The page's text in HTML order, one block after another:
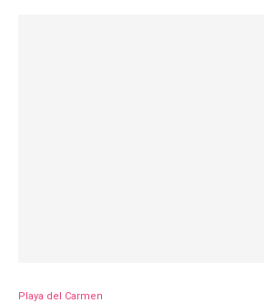
Playa del Carmen